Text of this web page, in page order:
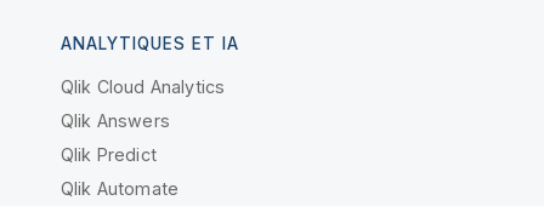
ANALYTIQUES ET IA
Qlik Cloud Analytics
Qlik Answers
Qlik Predict
Qlik Automate